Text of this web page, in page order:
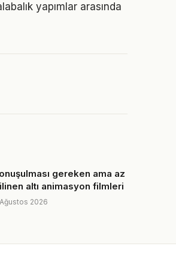
yapımlar arasında
gereken ama az
altı animasyon filmleri
2026